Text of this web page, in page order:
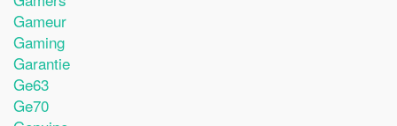
Gameur
Gaming
Garantie
Ge63
Ge70